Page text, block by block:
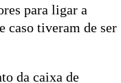
para ligar a
caso tiveram de ser
da caixa de